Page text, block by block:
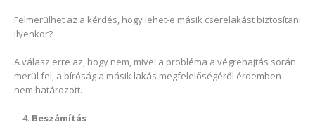
Felmerülhet az a kérdés, hogy lehet-e másik cserelakást biztosítani
ilyenkor?
A válasz erre az, hogy nem, mivel a probléma a végrehajtás során
merül fel, a bíróság a másik lakás megfelelőségéről érdemben
nem határozott.
Beszámítás